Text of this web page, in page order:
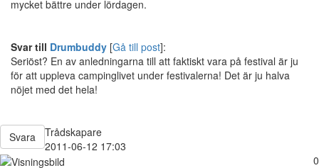
mycket bättre under lördagen.
Svar till Drumbuddy [Gå till post]:
Seriöst? En av anledningarna till att faktiskt vara på festival är ju
för att uppleva campinglivet under festivalerna! Det är ju halva
nöjet med det hela!
Svara
Trådskapare
2011-06-12 17:03
0